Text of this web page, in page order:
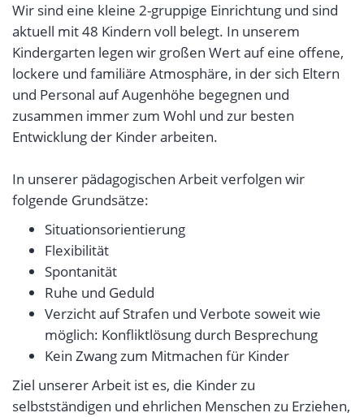
Wir sind eine kleine 2-gruppige Einrichtung und sind
aktuell mit 48 Kindern voll belegt. In unserem
Kindergarten legen wir großen Wert auf eine offene,
lockere und familiäre Atmosphäre, in der sich Eltern
und Personal auf Augenhöhe begegnen und
zusammen immer zum Wohl und zur besten
Entwicklung der Kinder arbeiten.
In unserer pädagogischen Arbeit verfolgen wir
folgende Grundsätze:
Situationsorientierung
Flexibilität
Spontanität
Ruhe und Geduld
Verzicht auf Strafen und Verbote soweit wie
möglich: Konfliktlösung durch Besprechung
Kein Zwang zum Mitmachen für Kinder
Ziel unserer Arbeit ist es, die Kinder zu
selbstständigen und ehrlichen Menschen zu Erziehen,